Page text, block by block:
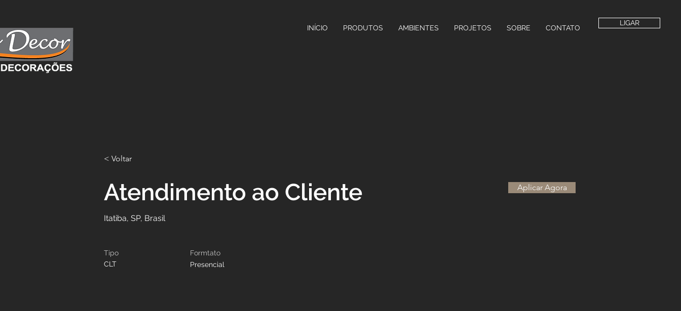
INÍCIO PRODUTOS AMBIENTES PROJETOS SOBRE CONTATO
LIGAR
< Voltar
Atendimento ao Cliente Aplicar Agora
Itatiba, SP, Brasil
Tipo
CLT
Formtato
Presencial